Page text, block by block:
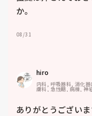
か。
08/31
hiro
内科, 呼吸器科, 消化
膚科, 急性期, 病棟, 神
ありがとうございま